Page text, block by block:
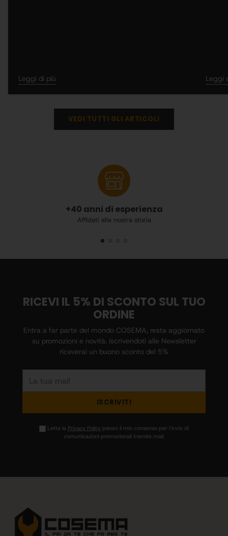
Leggi di più Leggi
VEDI TUTTI GLI ARTICOLI
+40 anni di esperienza
Affidati alla nostra storia
RICEVI IL 5% DI SCONTO SUL TUO
ORDINE
Entra a far parte del mondo COSEMA, resta aggiornato
su promozioni e novità. Iscrivendoti alle Newsletter
riceverai un buono sconto del 5%
ISCRIVITI
Letta la Privacy Policypresto il mio consenso per l’invio di
comunicazioni promozionali tramite mail.